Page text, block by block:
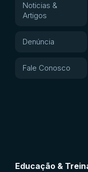
Noticias &
Artigos
Denúncia
Fale Conosco
Educação &